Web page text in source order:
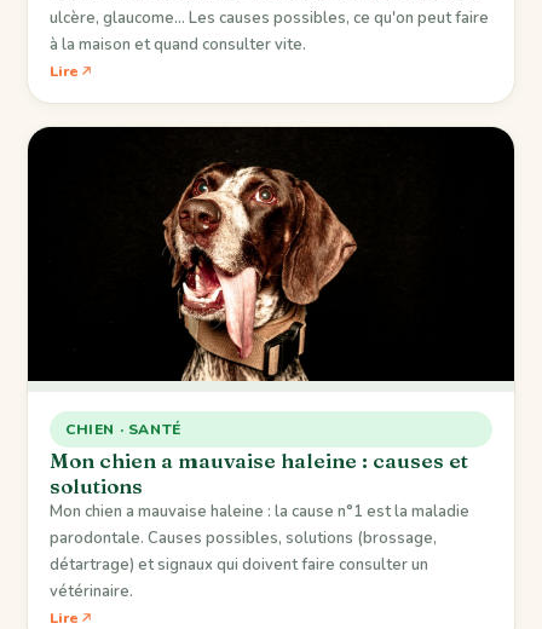
ulcère, glaucome… Les causes possibles, ce qu'on peut faire
à la maison et quand consulter vite.
Lire
CHIEN · SANTÉ
Mon chien a mauvaise haleine : causes et
solutions
Mon chien a mauvaise haleine : la cause n°1 est la maladie
parodontale. Causes possibles, solutions (brossage,
détartrage) et signaux qui doivent faire consulter un
vétérinaire.
Lire